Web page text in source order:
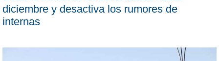
diciembre y desactiva los rumores de
internas